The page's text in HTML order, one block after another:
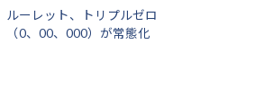
ルーレット、トリプルゼロ
（0、00、000）が常態化